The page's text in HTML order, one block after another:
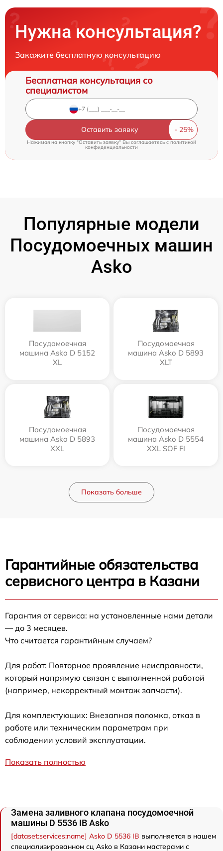
Нужна консультация?
Закажите бесплатную консультацию
Бесплатная консультация со
специалистом
Оставить заявку
Нажимая на кнопку "Оставить заявку" Вы соглашаетесь cполитикой
конфиденциальности
Популярные модели
Посудомоечных машин
Asko
Посудомоечная
машина Asko D 5152
XL
Посудомоечная
машина Asko D 5893
XLT
Посудомоечная
машина Asko D 5893
XXL
Посудомоечная
машина Asko D 5554
XXL SOF FI
Показать больше
Гарантийные обязательства
сервисного центра в Казани
Гарантия от сервиса: на установленные нами детали
— до 3 месяцев.
Что считается гарантийным случаем?
Для работ: Повторное проявление неисправности,
который напрямую связан с выполненной работой
(например, некорректный монтаж запчасти).
Для комплектующих: Внезапная поломка, отказ в
работе или техническим параметрам при
соблюдении условий эксплуатации.
Показать полностью
Замена заливного клапана посудомоечной
машины D 5536 IB Asko
[dataset:services:name] Asko D 5536 IB выполняется в нашем
специализированном сц Asko в Казани мастерами с